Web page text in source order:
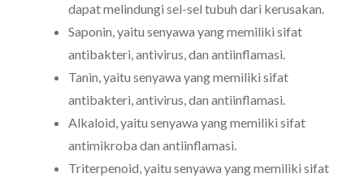
dapat melindungi sel-sel tubuh dari kerusakan.
Saponin, yaitu senyawa yang memiliki sifat
antibakteri, antivirus, dan antiinflamasi.
Tanin, yaitu senyawa yang memiliki sifat
antibakteri, antivirus, dan antiinflamasi.
Alkaloid, yaitu senyawa yang memiliki sifat
antimikroba dan antiinflamasi.
Triterpenoid, yaitu senyawa yang memiliki sifat